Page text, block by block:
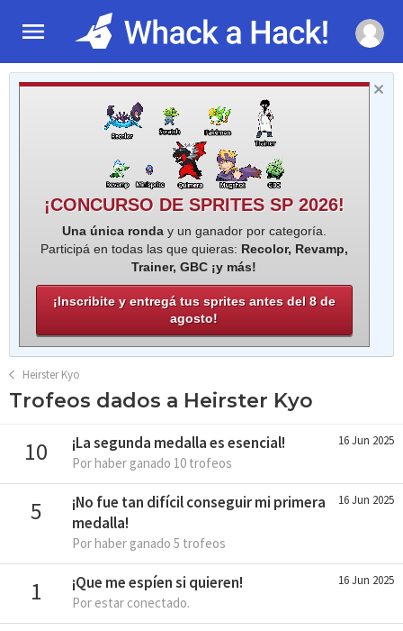
¡CONCURSO DE SPRITES SP 2026!
Una única ronday un ganador por categoría.
Participá en todas las que quieras: Recolor, Revamp,
Trainer, GBC ¡y más!
¡Inscribite y entregá tus sprites antes del 8 de
agosto!
Heirster Kyo
Trofeos dados a Heirster Kyo
10 16 Jun 2025
¡La segunda medalla es esencial!
Por haber ganado 10 trofeos
5 16 Jun 2025
¡No fue tan difícil conseguir mi primera
medalla!
Por haber ganado 5 trofeos
1 16 Jun 2025
¡Que me espíen si quieren!
Por estar conectado.